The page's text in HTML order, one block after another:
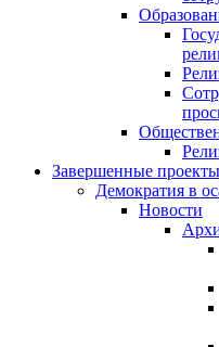
Завершенные проекты
Демократия в
Новости